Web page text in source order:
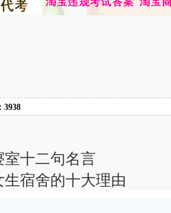
3938
室十二句名言
生宿舍的十大理由